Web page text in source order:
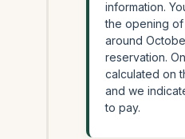
information.
the opening
around
reservation.
calculated on
and we
to pay.